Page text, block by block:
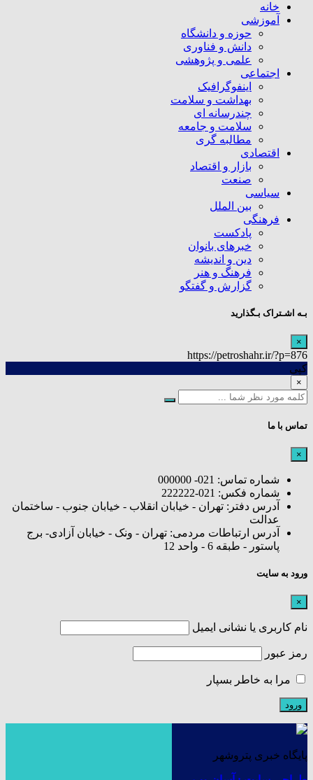
خانه
آموزشی
حوزه و دانشگاه
دانش و فناوری
علمی و پژوهشی
اجتماعی
اینفوگرافیک
بهداشت و سلامت
چندرسانه ای
سلامت و جامعه
مطالبه گری
اقتصادی
بازار و اقتصاد
صنعت
سیاسی
بین الملل
فرهنگی
پادکست
خبرهای بانوان
دین و اندیشه
فرهنگ و هنر
گزارش و گفتگو
بـه اشـتراک بـگذارید
×
https://petroshahr.ir/?p=876
کپی
×
تماس با ما
×
شماره تماس: 021- 000000
شماره فکس: 021-222222
آدرس دفتر: تهران - خیابان انقلاب - خیابان جنوب - ساختمان
عدالت
آدرس ارتباطات مردمی: تهران - ونک - خیابان آزادی- برج
پاستور - طبقه 6 - واحد 12
ورود به سایت
×
نام کاربری یا نشانی ایمیل
رمز عبور
مرا به خاطر بسپار
پایگاه خبری پتروشهر